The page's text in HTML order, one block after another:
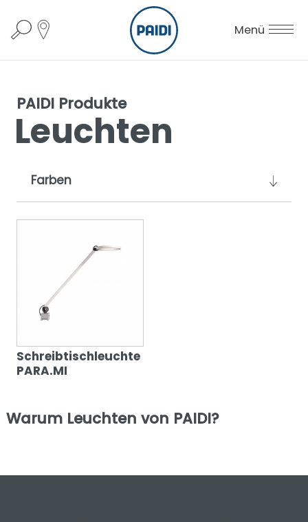
Menü
PAIDI Produkte
Leuchten
Farben
Schreibtischleuchte
PARA.MI
Warum Leuchten von PAIDI?